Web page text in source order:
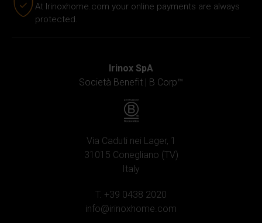
At Irinoxhome.com your online payments are always
protected.
Irinox SpA
Società Benefit | B Corp™
Via Caduti nei Lager, 1
31015 Conegliano (TV)
Italy
T. +39 0438 2020
info@irinoxhome.com